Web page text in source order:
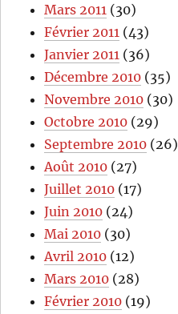
Mars 2011 (30)
Février 2011 (43)
Janvier 2011 (36)
Décembre 2010 (35)
Novembre 2010 (30)
Octobre 2010 (29)
Septembre 2010 (26)
Août 2010 (27)
Juillet 2010 (17)
Juin 2010 (24)
Mai 2010 (30)
Avril 2010 (12)
Mars 2010 (28)
Février 2010 (19)